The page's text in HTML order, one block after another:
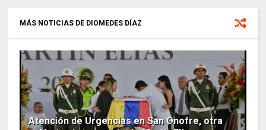
MÁS NOTICIAS DE DIOMEDES DÍAZ
Atención de Urgencias en San Onofre, otra